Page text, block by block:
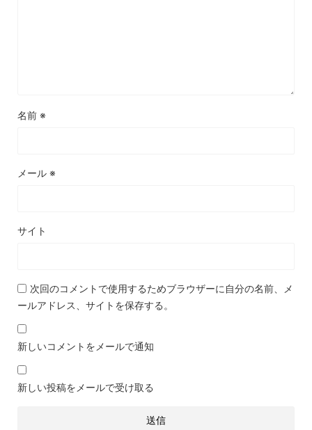
名前 ※
メール ※
サイト
次回のコメントで使用するためブラウザーに自分の名前、メ
ールアドレス、サイトを保存する。
新しいコメントをメールで通知
新しい投稿をメールで受け取る